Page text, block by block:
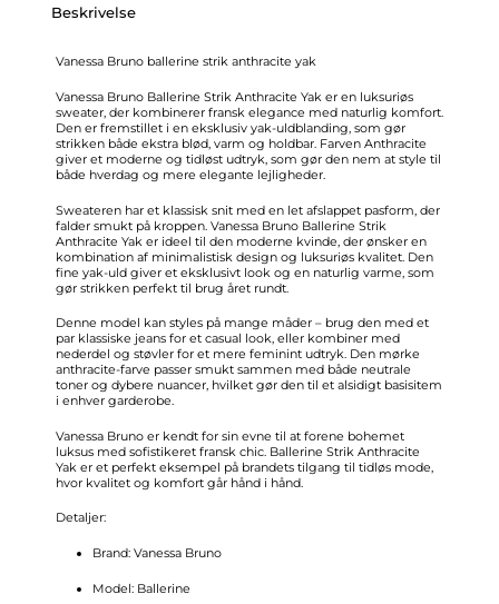
Beskrivelse
Vanessa Bruno ballerine strik anthracite yak
Vanessa Bruno Ballerine Strik Anthracite Yak er en luksuriøs
sweater, der kombinerer fransk elegance med naturlig komfort.
Den er fremstillet i en eksklusiv yak-uldblanding, som gør
strikken både ekstra blød, varm og holdbar. Farven Anthracite
giver et moderne og tidløst udtryk, som gør den nem at style til
både hverdag og mere elegante lejligheder.
Sweateren har et klassisk snit med en let afslappet pasform, der
falder smukt på kroppen. Vanessa Bruno Ballerine Strik
Anthracite Yak er ideel til den moderne kvinde, der ønsker en
kombination af minimalistisk design og luksuriøs kvalitet. Den
fine yak-uld giver et eksklusivt look og en naturlig varme, som
gør strikken perfekt til brug året rundt.
Denne model kan styles på mange måder – brug den med et
par klassiske jeans for et casual look, eller kombiner med
nederdel og støvler for et mere feminint udtryk. Den mørke
anthracite-farve passer smukt sammen med både neutrale
toner og dybere nuancer, hvilket gør den til et alsidigt basisitem
i enhver garderobe.
Vanessa Bruno er kendt for sin evne til at forene bohemet
luksus med sofistikeret fransk chic. Ballerine Strik Anthracite
Yak er et perfekt eksempel på brandets tilgang til tidløs mode,
hvor kvalitet og komfort går hånd i hånd.
Detaljer:
Brand: Vanessa Bruno
Model: Ballerine